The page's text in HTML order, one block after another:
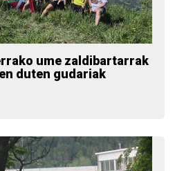
ume zaldibartarrak
duten gudariak